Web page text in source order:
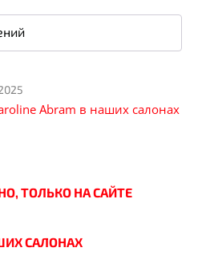
Abram в наших салонах
ТОЛЬКО НА САЙТЕ
САЛОНАХ